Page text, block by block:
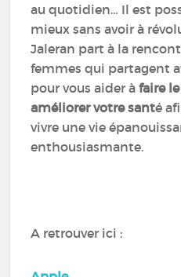
au quotidien… Il est
mieux sans avoir à
Jaleran part à la
femmes qui partagent
pour vous aider àfaire
améliorer votre santé
vivre une vie
enthousiasmante.
A retrouver ici :